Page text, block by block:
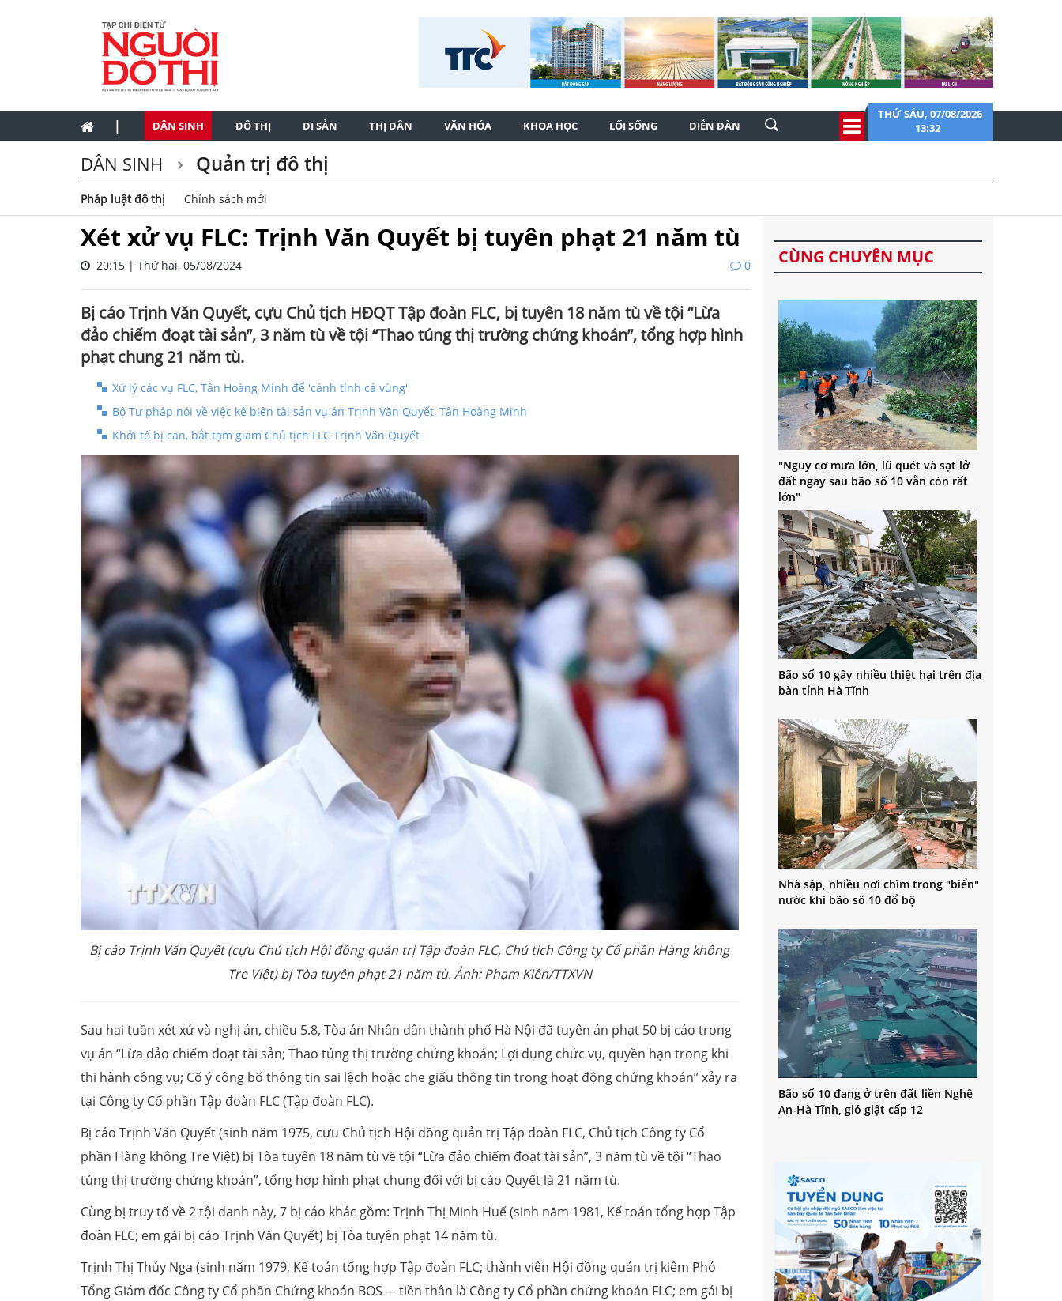
| DÂN SINH ĐÔ THỊ DI SẢN THỊ DÂN VĂN HÓA KHOA HỌC LỐI SỐNG DIỄN ĐÀN
THỨ SÁU, 07/08/2026
13:32
DÂN SINH Quản trị đô thị
Pháp luật đô thị Chính sách mới
Xét xử vụ FLC: Trịnh Văn Quyết bị tuyên phạt 21 năm tù
20:15 | Thứ hai, 05/08/2024 0
Bị cáo Trịnh Văn Quyết, cựu Chủ tịch HĐQT Tập đoàn FLC, bị tuyên 18 năm tù về tội “Lừa
đảo chiếm đoạt tài sản”, 3 năm tù về tội “Thao túng thị trường chứng khoán”, tổng hợp hình
phạt chung 21 năm tù.
Xử lý các vụ FLC, Tân Hoàng Minh để 'cảnh tỉnh cả vùng'
Bộ Tư pháp nói về việc kê biên tài sản vụ án Trịnh Văn Quyết, Tân Hoàng Minh
Khởi tố bị can, bắt tạm giam Chủ tịch FLC Trịnh Văn Quyết
Bị cáo Trịnh Văn Quyết (cựu Chủ tịch Hội đồng quản trị Tập đoàn FLC, Chủ tịch Công ty Cổ phần Hàng không
Tre Việt) bị Tòa tuyên phạt 21 năm tù. Ảnh: Phạm Kiên/TTXVN
Sau hai tuần xét xử và nghị án, chiều 5.8, Tòa án Nhân dân thành phố Hà Nội đã tuyên án phạt 50 bị cáo trong
vụ án “Lừa đảo chiếm đoạt tài sản; Thao túng thị trường chứng khoán; Lợi dụng chức vụ, quyền hạn trong khi
thi hành công vụ; Cố ý công bố thông tin sai lệch hoặc che giấu thông tin trong hoạt động chứng khoán” xảy ra
tại Công ty Cổ phần Tập đoàn FLC (Tập đoàn FLC).
Bị cáo Trịnh Văn Quyết (sinh năm 1975, cựu Chủ tịch Hội đồng quản trị Tập đoàn FLC, Chủ tịch Công ty Cổ
phần Hàng không Tre Việt) bị Tòa tuyên 18 năm tù về tội “Lừa đảo chiếm đoạt tài sản”, 3 năm tù về tội “Thao
túng thị trường chứng khoán”, tổng hợp hình phạt chung đối với bị cáo Quyết là 21 năm tù.
Cùng bị truy tố về 2 tội danh này, 7 bị cáo khác gồm: Trịnh Thị Minh Huế (sinh năm 1981, Kế toán tổng hợp Tập
đoàn FLC; em gái bị cáo Trịnh Văn Quyết) bị Tòa tuyên phạt 14 năm tù.
Trịnh Thị Thúy Nga (sinh năm 1979, Kế toán tổng hợp Tập đoàn FLC; thành viên Hội đồng quản trị kiêm Phó
Tổng Giám đốc Công ty Cổ phần Chứng khoán BOS -– tiền thân là Công ty Cổ phần chứng khoán FLC; em gái bị
CÙNG CHUYÊN MỤC
"Nguy cơ mưa lớn, lũ quét và sạt lở
đất ngay sau bão số 10 vẫn còn rất
lớn"
Bão số 10 gây nhiều thiệt hại trên địa
bàn tỉnh Hà Tĩnh
Nhà sập, nhiều nơi chìm trong "biển"
nước khi bão số 10 đổ bộ
Bão số 10 đang ở trên đất liền Nghệ
An-Hà Tĩnh, gió giật cấp 12